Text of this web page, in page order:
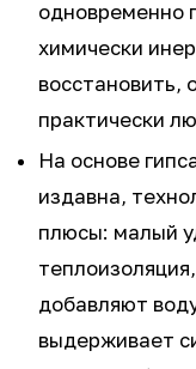
одновременно
химически
восстановить,
практически
На основе
издавна,
плюсы: малый
добавляют
выдерживает